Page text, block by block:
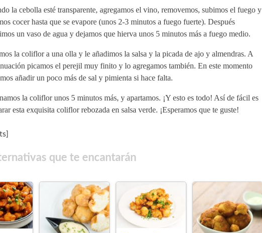
la cebolla esté transparente, agregamos el vino, removemos, subimos el fuego y
cocer hasta que se evapore (unos 2-3 minutos a fuego fuerte). Después
un vaso de agua y dejamos que hierva unos 5 minutos más a fuego medio.
la coliflor a una olla y le añadimos la salsa y la picada de ajo y almendras. A
picamos el perejil muy finito y lo agregamos también. En este momento
añadir un poco más de sal y pimienta si hace falta.
la coliflor unos 5 minutos más, y apartamos. ¡Y esto es todo! Así de fácil es
esta exquisita coliflor rebozada en salsa verde. ¡Esperamos que te guste!
que te encantarán